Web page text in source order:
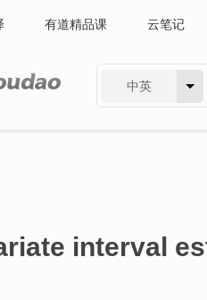
有道精品课 云笔记
中英
interval